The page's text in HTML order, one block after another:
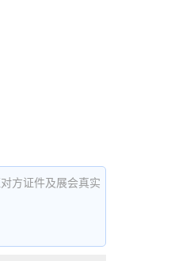
方证件及展会真实